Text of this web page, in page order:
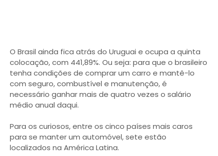
O Brasil ainda fica atrás do Uruguai e ocupa a quinta
colocação, com 441,89%. Ou seja: para que o brasileiro
tenha condições de comprar um carro e mantê-lo
com seguro, combustível e manutenção, é
necessário ganhar mais de quatro vezes o salário
médio anual daqui.
Para os curiosos, entre os cinco países mais caros
para se manter um automóvel, sete estão
localizados na América Latina.